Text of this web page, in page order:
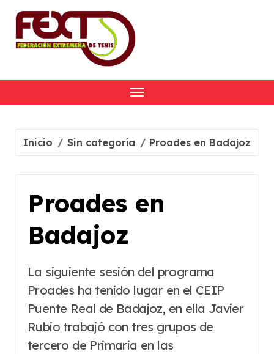
content
Inicio Sin categoría Proades en Badajoz
Proades en
Badajoz
La siguiente sesión del programa
Proades ha tenido lugar en el CEIP
Puente Real de Badajoz, en ella Javier
Rubio trabajó con tres grupos de
tercero de Primaria en las